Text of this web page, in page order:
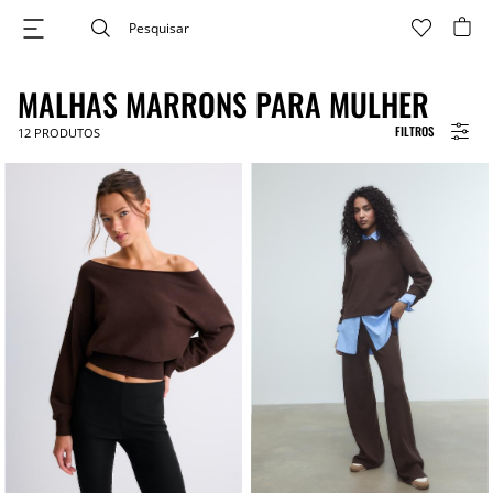
FILTROS
MALHAS MARRONS PARA MULHER
12 PRODUTOS